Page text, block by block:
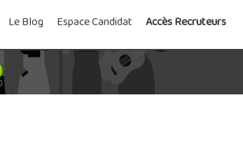
Le Blog Espace Candidat Accès Recruteurs